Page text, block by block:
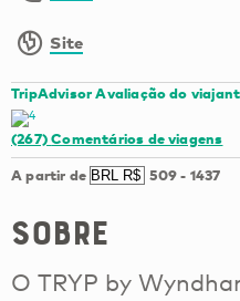
Site
TripAdvisor Avaliação do viajant
(267)Comentários de viagens
A partir de 509- 1437
Sobre
O TRYP by